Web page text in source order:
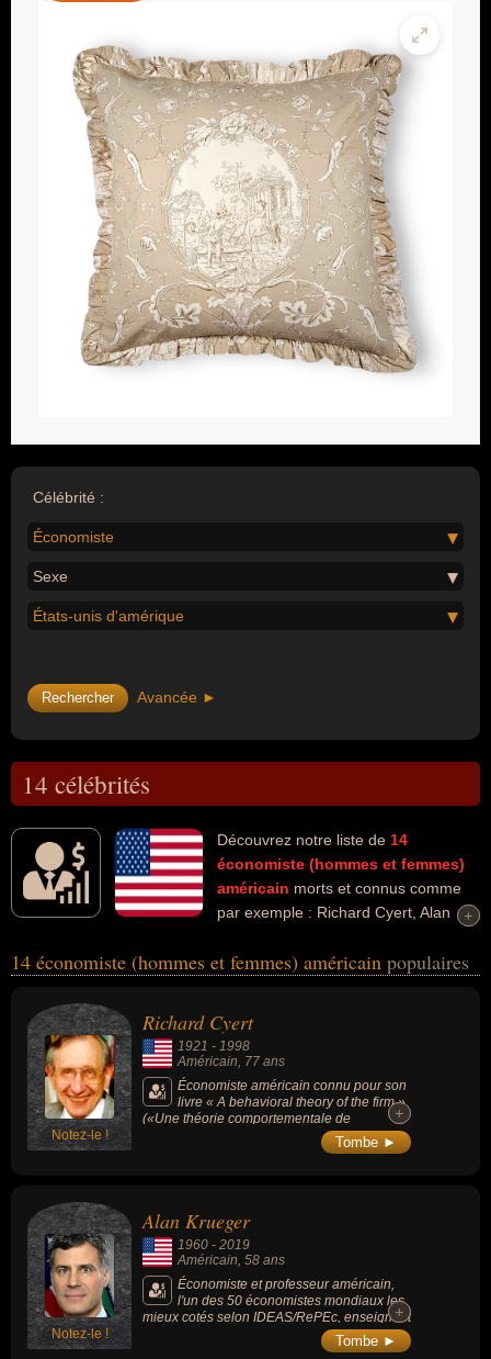
Célébrité :
Économiste
Sexe
États-unis d'amérique
Avancée ►
14 célébrités
Découvrez notre liste de 14
économiste (hommes et femmes)
américain morts et connus comme
par exemple : Richard Cyert, Alan
Kahneman, Daniel Ellsberg, Elinor Ostrom, Gary Becker, John
domaines de l'économie, de la science, de l'enseignement, du
business, de la sociologie, de l'art, de la guerre, de la littérature ou
de la politique. Ces célébrités peuvent également avoir été
scientifique, enseignant, banquier, homme d'affaire, sociologue,
psychologue, artiste, écrivain, homme politique, lanceur d'alerte,
mémorialiste, militaire, militant ou mathématicien. En ce qui
concerne leurs nationalités au moment de leurs morts, ils peuvent
+
+
14 économiste (hommes et femmes) américain populaires
Notez-le !
Richard Cyert
1921 - 1998
Américain, 77 ans
Économiste américain connu pour son
livre « A behavioral theory of the firm »
(«Une théorie comportementale de
l'entreprise », 1963) co-écrit par James G.
+
+
Tombe ►
Notez-le !
Alan Krueger
1960 - 2019
Américain , 58 ans
Économiste et professeur américain,
l'un des 50 économistes mondiaux les
mieux cotés selon IDEAS/RePEc, enseignant
à l'université de Princeton et chercheur
associé au National Bureau of Economic
+
+
Tombe ►